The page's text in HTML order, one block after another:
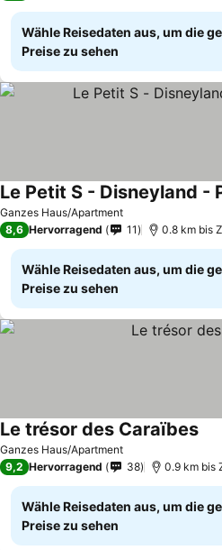
Wähle Reisedaten aus, um die
Preise zu sehen
Ganzes Haus/Apartment
Le Petit S - Disneyland -
8,6 Hervorragend 11 0.8 km bis
Wähle Reisedaten aus, um die
Preise zu sehen
Ganzes Haus/Apartment
Le trésor des Caraïbes
9,2 Hervorragend 38 0.9 km bis
Wähle Reisedaten aus, um die
Preise zu sehen